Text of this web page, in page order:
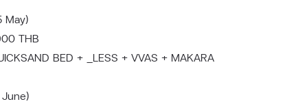
May)
THB
BED + _LESS + VVAS + MAKARA